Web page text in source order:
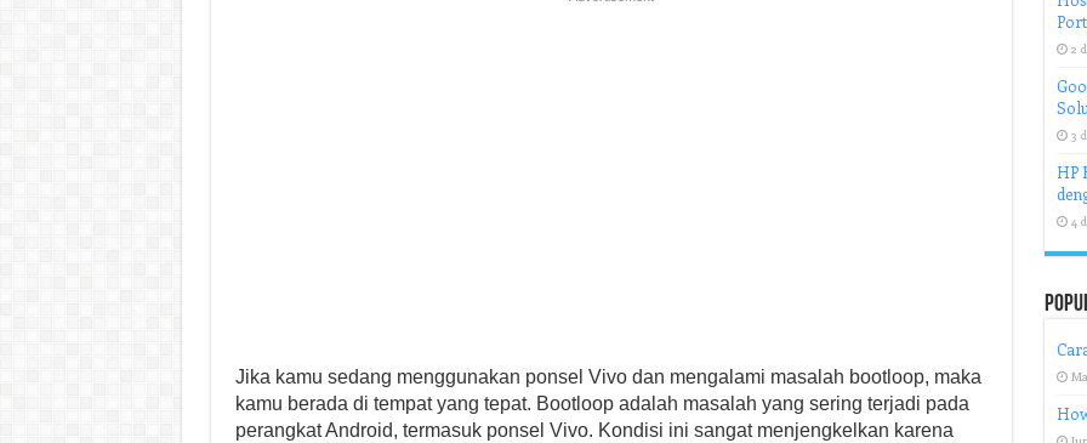
Jika kamu sedang menggunakan ponsel Vivo dan mengalami masalah bootloop, maka
kamu berada di tempat yang tepat. Bootloop adalah masalah yang sering terjadi pada
perangkat Android, termasuk ponsel Vivo. Kondisi ini sangat menjengkelkan karena
2
3
HP
4